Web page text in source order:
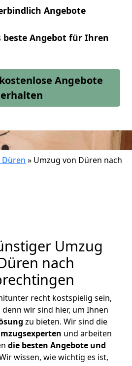
Angebote
beste Angebot für Ihren
Angebote
erhalten
» Umzug von Düren nach
Umzug
nach
recht kostspielig sein,
wir sind hier, um Ihnen
zu bieten. Wir sind die
und arbeiten
die besten Angebote und
wissen, wie wichtig es ist,